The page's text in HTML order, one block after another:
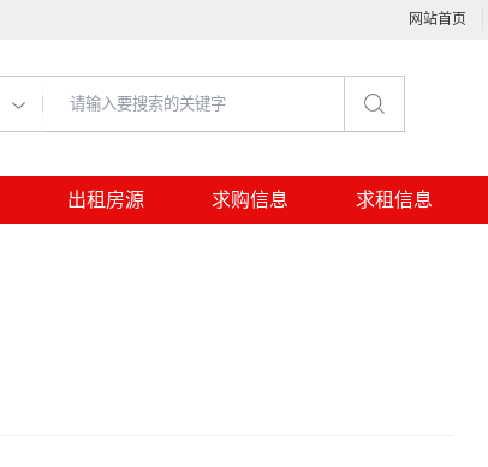
网站首页
出租房源 求购信息 求租信息